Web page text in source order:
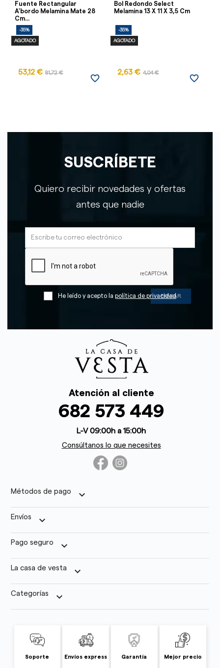
Fuente Rectangular
A'bordo Melamina Mate 28
Cm...
-35%
AGOTADO
53,12 € 81,72 €
favorite_border
Bol Redondo Select
Melamina 13 X 11 X 3,5 Cm
-35%
AGOTADO
2,63 € 4,04 €
favorite_border
SUSCRÍBETE
Quiero recibir novedades y ofertas
antes que nadie
He leído y acepto la política de privacidad
Atención al cliente
682 573 449
L-V 09:00h a 15:00h
Consúltanos lo que necesites
Métodos de pago keyboard_arrow_down
Envíos keyboard_arrow_down
Pago seguro keyboard_arrow_down
La casa de vesta keyboard_arrow_down
Categorías keyboard_arrow_down
Soporte Envíos express Garantía Mejor precio